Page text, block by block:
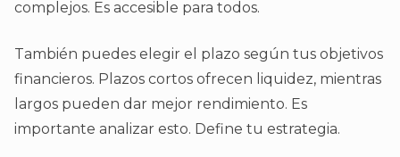
complejos. Es accesible para todos.
También puedes elegir el plazo según tus objetivos
financieros. Plazos cortos ofrecen liquidez, mientras
largos pueden dar mejor rendimiento. Es
importante analizar esto. Define tu estrategia.